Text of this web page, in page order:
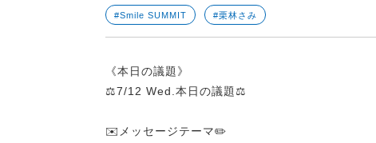
#Smile SUMMIT #栗林さみ
《本日の議題》
⚖️7/12 Wed.本日の議題⚖️
✉️メッセージテーマ✏️